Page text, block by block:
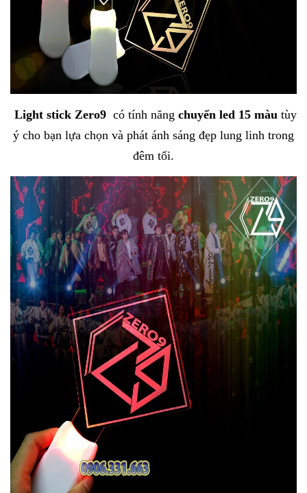
Light stick Zero9 có tính năng chuyển led 15 màutùy
ý cho bạn lựa chọn và phát ánh sáng đẹp lung linh trong
đêm tối.